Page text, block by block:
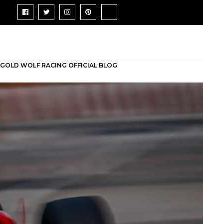
GOLD WOLF RACING OFFICIAL BLOG